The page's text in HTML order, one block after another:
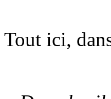
Tout ici,